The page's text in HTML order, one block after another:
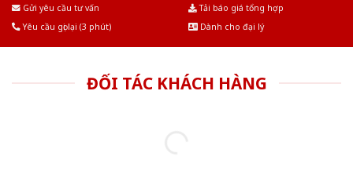
Gửi yêu cầu tư vấn
Tải báo giá tổng hợp
Yêu cầu gọi lại (3 phút)
Dành cho đại lý
ĐỐI TÁC KHÁCH HÀNG